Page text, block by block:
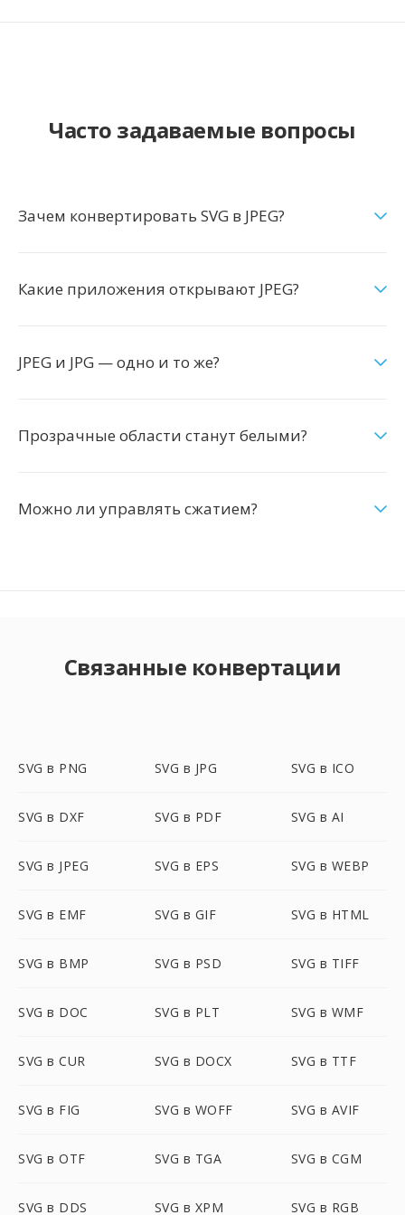
Часто задаваемые вопросы
Зачем конвертировать SVG в JPEG?
Какие приложения открывают JPEG?
JPEG и JPG — одно и то же?
Прозрачные области станут белыми?
Можно ли управлять сжатием?
Связанные конвертации
SVG в PNG SVG в JPG SVG в ICO
SVG в DXF SVG в PDF SVG в AI
SVG в JPEG SVG в EPS SVG в WEBP
SVG в EMF SVG в GIF SVG в HTML
SVG в BMP SVG в PSD SVG в TIFF
SVG в DOC SVG в PLT SVG в WMF
SVG в CUR SVG в DOCX SVG в TTF
SVG в FIG SVG в WOFF SVG в AVIF
SVG в OTF SVG в TGA SVG в CGM
SVG в DDS SVG в XPM SVG в RGB